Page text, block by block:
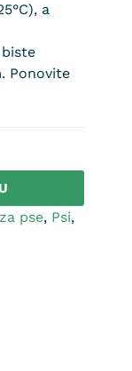
a
Ponovite
pse, Psi,